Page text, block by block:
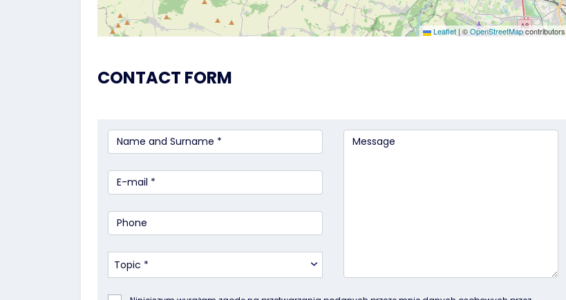
Leaflet |©OpenStreetMapcontributors
CONTACT FORM
Topic *